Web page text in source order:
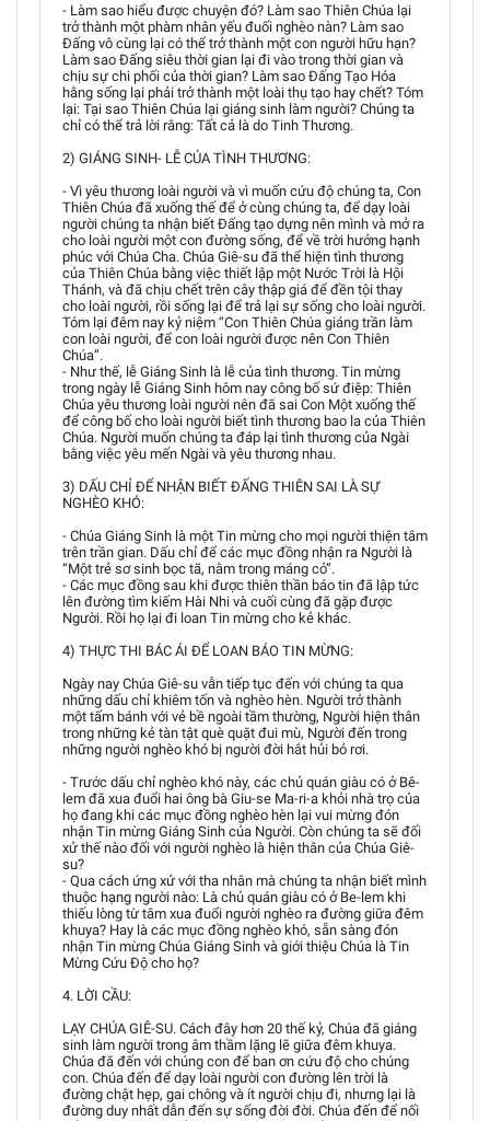
- Làm sao hiểu được chuyện đó? Làm sao Thiên Chúa lại
trở thành một phàm nhân yếu đuối nghèo nàn? Làm sao
Đấng vô cùng lại có thể trở thành một con người hữu hạn?
Làm sao Đấng siêu thời gian lại đi vào trong thời gian và
chịu sự chi phối của thời gian? Làm sao Đấng Tạo Hóa
hằng sống lại phải trở thành một loài thụ tạo hay chết? Tóm
lại: Tại sao Thiên Chúa lại giáng sinh làm người? Chúng ta
chỉ có thể trả lời rằng: Tất cả là do Tinh Thương.
2) GIÁNG SINH- LỄ CỦA TÌNH THƯƠNG:
- Vì yêu thương loài người và vì muốn cứu độ chúng ta, Con
Thiên Chúa đã xuống thế để ở cùng chúng ta, để dạy loài
người chúng ta nhận biết Đấng tạo dựng nên mình và mở ra
cho loài người một con đường sống, để về trời hưởng hạnh
phúc với Chúa Cha. Chúa Giê-su đã thể hiện tình thương
của Thiên Chúa bằng việc thiết lập một Nước Trời là Hội
Thánh, và đã chịu chết trên cây thập giá để đền tội thay
cho loài người, rồi sống lại để trả lại sự sống cho loài người.
Tóm lại đêm nay kỷ niệm “Con Thiên Chúa giáng trần làm
con loài người, để con loài người được nên Con Thiên
Chúa”.
- Như thế, lễ Giáng Sinh là lễ của tình thương. Tin mừng
trong ngày lễ Giáng Sinh hôm nay công bố sứ điệp: Thiên
Chúa yêu thương loài người nên đã sai Con Một xuống thế
để công bố cho loài người biết tình thương bao la của Thiên
Chúa. Người muốn chúng ta đáp lại tình thương của Ngài
bằng việc yêu mến Ngài và yêu thương nhau.
3) DẤU CHỈ ĐỂ NHẬN BIẾT ĐẤNG THIÊN SAI LÀ SỰ
NGHÈO KHÓ:
- Chúa Giáng Sinh là một Tin mừng cho mọi người thiện tâm
trên trần gian. Dấu chỉ để các mục đồng nhận ra Người là
“Một trẻ sơ sinh bọc tã, nằm trong máng cỏ”.
- Các mục đồng sau khi được thiên thần báo tin đã lập tức
lên đường tìm kiếm Hài Nhi và cuối cùng đã gặp được
Người. Rồi họ lại đi loan Tin mừng cho kẻ khác.
4) THỰC THI BÁC ÁI ĐỂ LOAN BÁO TIN MỪNG:
Ngày nay Chúa Giê-su vẫn tiếp tục đến với chúng ta qua
những dấu chỉ khiêm tốn và nghèo hèn. Người trở thành
một tấm bánh với vẻ bề ngoài tầm thường, Người hiện thân
trong những kẻ tàn tật què quặt đui mù, Người đến trong
những người nghèo khó bị người đời hắt hủi bỏ rơi.
- Trước dấu chỉ nghèo khó này, các chủ quán giàu có ở Bê-
lem đã xua đuổi hai ông bà Giu-se Ma-ri-a khỏi nhà trọ của
họ đang khi các mục đồng nghèo hèn lại vui mừng đón
nhận Tin mừng Giáng Sinh của Người. Còn chúng ta sẽ đối
xử thế nào đối với người nghèo là hiện thân của Chúa Giê-
su?
- Qua cách ứng xử với tha nhân mà chúng ta nhận biết mình
thuộc hạng người nào: Là chủ quán giàu có ở Be-lem khi
thiếu lòng từ tâm xua đuổi người nghèo ra đường giữa đêm
khuya? Hay là các mục đồng nghèo khó, sẵn sàng đón
nhận Tin mừng Chúa Giáng Sinh và giới thiệu Chúa là Tin
Mừng Cứu Độ cho họ?
4. LỜI CẦU:
LẠY CHÚA GIÊ-SU. Cách đây hơn 20 thế kỷ, Chúa đã giáng
sinh làm người trong âm thầm lặng lẽ giữa đêm khuya.
Chúa đã đến với chúng con để ban ơn cứu độ cho chúng
con. Chúa đến để dạy loài người con đường lên trời là
đường chật hẹp, gai chông và ít người chịu đi, nhưng lại là
đường duy nhất dẫn đến sự sống đời đời. Chúa đến để nối